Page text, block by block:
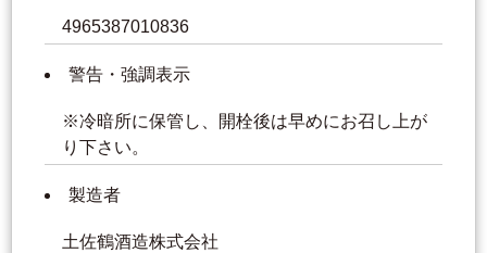
4965387010836
警告・強調表示
※冷暗所に保管し、開栓後は早めにお召し上が
り下さい。
製造者
土佐鶴酒造株式会社